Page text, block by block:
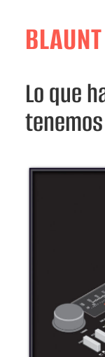
contentBLAUNT
Lo que